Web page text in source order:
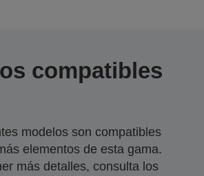
compatibles
modelos son compatibles
elementos de esta gama.
más detalles, consulta los